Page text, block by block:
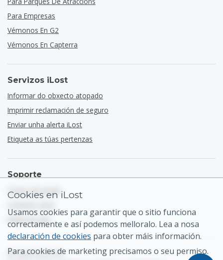
Para Empresas
Vémonos En G2
Vémonos En Capterra
Servizos iLost
Informar do obxecto atopado
Imprimir reclamación de seguro
Enviar unha alerta iLost
Etiqueta as túas pertenzas
Soporte
Centro de axuda
© 2026 iLost B.V.
Cookies en iLost
Usamos cookies para garantir que o sitio funciona
correctamente e así podemos melloralo. Lea a nosa
declaración de cookies para obter máis información.
Para cookies de marketing precisamos o seu permiso.